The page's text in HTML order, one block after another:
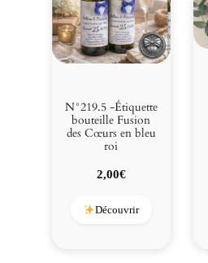
N°219.5 -Étiquette
bouteille Fusion
des Cœurs en bleu
roi
2,00€
Découvrir